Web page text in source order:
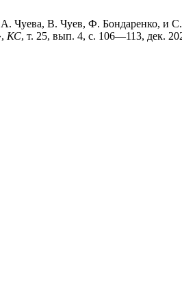
В. Чуев, Ф. Бондаренко, и С.
КС, т. 25, вып. 4, с. 106—113, дек.